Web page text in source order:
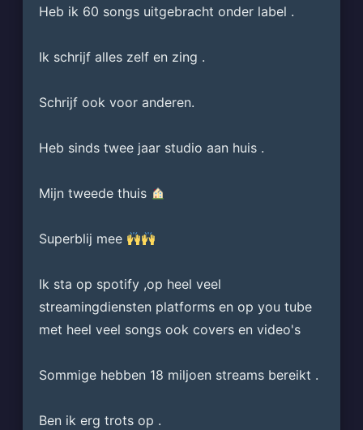
Heb ik 60 songs uitgebracht onder label .
Ik schrijf alles zelf en zing .
Schrijf ook voor anderen.
Heb sinds twee jaar studio aan huis .
Mijn tweede thuis
Superblij mee
Ik sta op spotify ,op heel veel
streamingdiensten platforms en op you tube
met heel veel songs ook covers en video's
Sommige hebben 18 miljoen streams bereikt .
Ben ik erg trots op .